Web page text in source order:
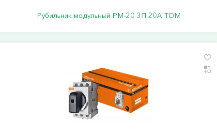
Рубильник модульный РМ-20 3П 20A TDM